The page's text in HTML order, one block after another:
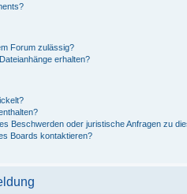
Forum zulässig?
erhalten?
Beschwerden oder juristische Anfragen zu
Boards kontaktieren?